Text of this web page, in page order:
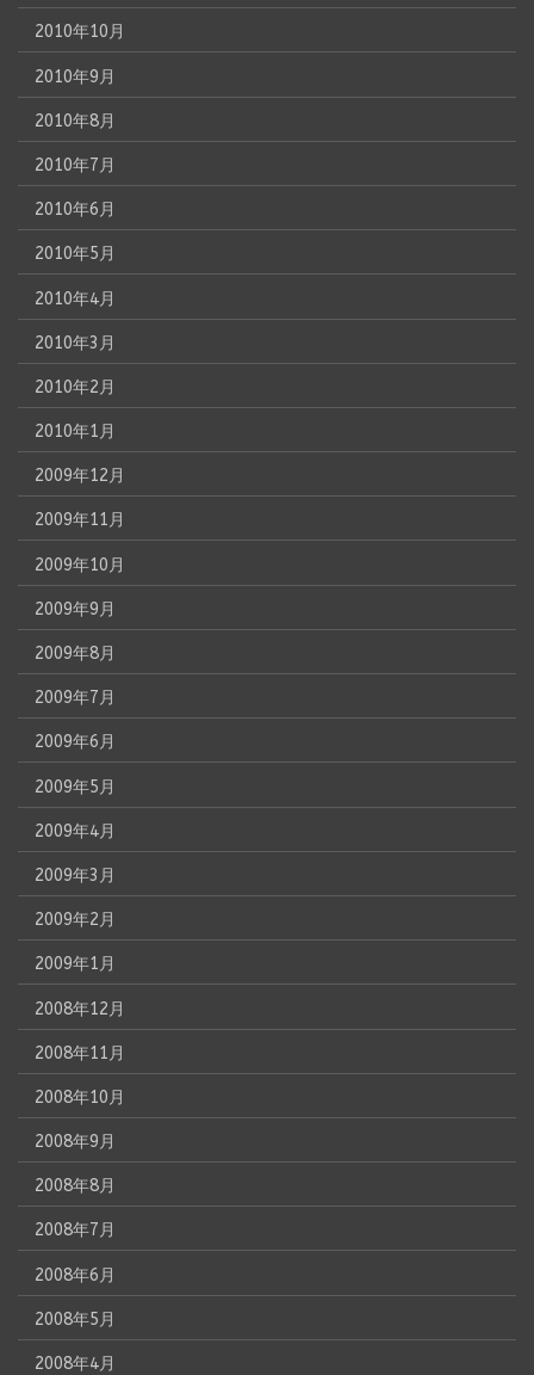
2010年10月
2010年9月
2010年8月
2010年7月
2010年6月
2010年5月
2010年4月
2010年3月
2010年2月
2010年1月
2009年12月
2009年11月
2009年10月
2009年9月
2009年8月
2009年7月
2009年6月
2009年5月
2009年4月
2009年3月
2009年2月
2009年1月
2008年12月
2008年11月
2008年10月
2008年9月
2008年8月
2008年7月
2008年6月
2008年5月
2008年4月